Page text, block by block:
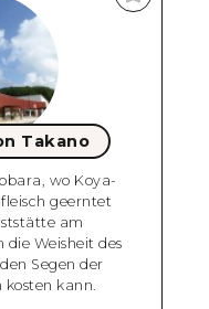
Takano
wo Koya-
geerntet
am
Weisheit des
Segen der
kann.